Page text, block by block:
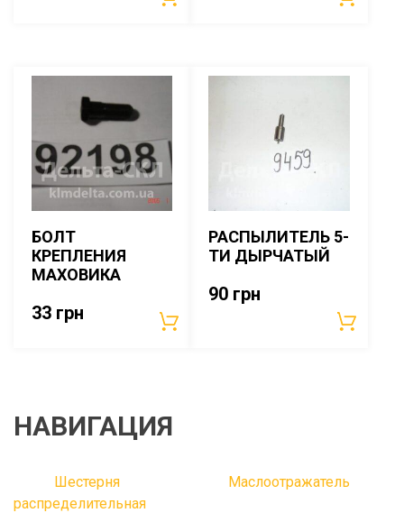
БОЛТ
КРЕПЛЕНИЯ
МАХОВИКА
33 грн
РАСПЫЛИТЕЛЬ 5-
ТИ ДЫРЧАТЫЙ
90 грн
НАВИГАЦИЯ
Шестерня
распределительная
Маслоотражатель